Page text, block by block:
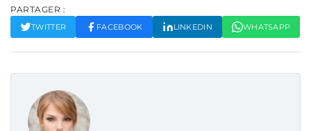
PARTAGER :
TWITTER FACEBOOK LINKEDIN WHATSAPP